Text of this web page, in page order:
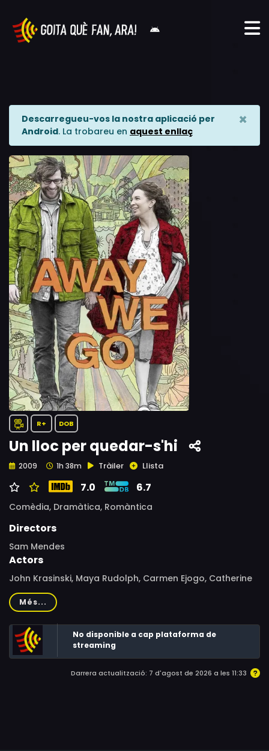
Descarregueu-vos la nostra aplicació per
Android. La trobareu en aquest enllaç
×
R+ DOB
Un lloc per quedar-s'hi
2009 1h 38m Tràiler Llista
7.0 6.7
Comèdia, Dramàtica, Romàntica
Directors
Sam Mendes
Actors
John Krasinski, Maya Rudolph, Carmen Ejogo, Catherine
O'Hara, Jeff Daniels, Allison Janney, Jim Gaffigan,
Samantha Pryor, Conor Carroll, Maggie Gyllenhaal, Josh
Hamilton, Bailey Harkins, Brendan Spitz, Jaden Spitz, Chris
Messina, Paul Schneider, Melanie Lynskey
Més...
No disponible a cap plataforma de
streaming
Darrera actualització: 7 d'agost de 2026 a les 11:33